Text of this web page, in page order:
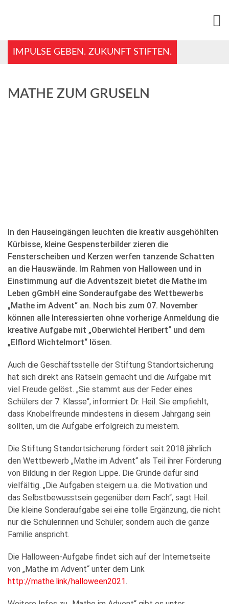
IMPULSE GEBEN. ZUKUNFT STIFTEN.
MATHE ZUM GRUSELN
In den Hauseingängen leuchten die kreativ ausgehöhlten
Kürbisse, kleine Gespensterbilder zieren die
Fensterscheiben und Kerzen werfen tanzende Schatten
an die Hauswände. Im Rahmen von Halloween und in
Einstimmung auf die Adventszeit bietet die Mathe im
Leben gGmbH eine Sonderaufgabe des Wettbewerbs
„Mathe im Advent“ an. Noch bis zum 07. November
können alle Interessierten ohne vorherige Anmeldung die
kreative Aufgabe mit „Oberwichtel Heribert“ und dem
„Elflord Wichtelmort“ lösen.
Auch die Geschäftsstelle der Stiftung Standortsicherung
hat sich direkt ans Rätseln gemacht und die Aufgabe mit
viel Freude gelöst. „Sie stammt aus der Feder eines
Schülers der 7. Klasse“, informiert Dr. Heil. Sie empfiehlt,
dass Knobelfreunde mindestens in diesem Jahrgang sein
sollten, um die Aufgabe erfolgreich zu meistern.
Die Stiftung Standortsicherung fördert seit 2018 jährlich
den Wettbewerb „Mathe im Advent“ als Teil ihrer Förderung
von Bildung in der Region Lippe. Die Gründe dafür sind
vielfältig. „Die Aufgaben steigern u.a. die Motivation und
das Selbstbewusstsein gegenüber dem Fach“, sagt Heil.
Die kleine Sonderaufgabe sei eine tolle Ergänzung, die nicht
nur die Schülerinnen und Schüler, sondern auch die ganze
Familie anspricht.
Die Halloween-Aufgabe findet sich auf der Internetseite
von „Mathe im Advent“ unter dem Link
http://mathe.link/halloween2021.